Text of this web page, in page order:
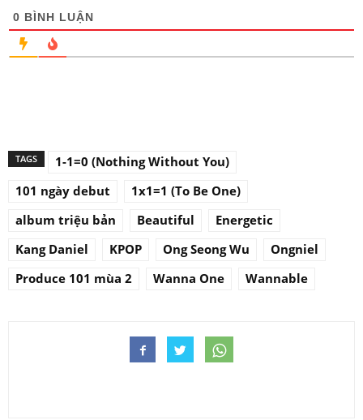
0 BÌNH LUẬN
TAGS
1-1=0 (Nothing Without You)
101 ngày debut
1x1=1 (To Be One)
album triệu bản
Beautiful
Energetic
Kang Daniel
KPOP Ong Seong Wu
Ongniel
Produce 101 mùa 2
Wanna One Wannable